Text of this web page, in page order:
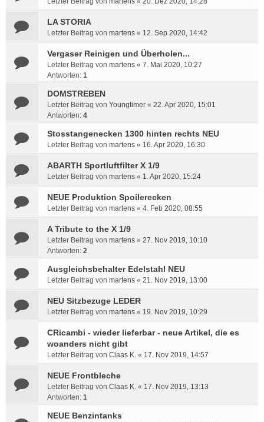
LA STORIA
Letzter Beitrag von martens « 12. Sep 2020, 14:42
Vergaser Reinigen und Überholen...
Letzter Beitrag von martens « 7. Mai 2020, 10:27
Antworten: 1
DOMSTREBEN
Letzter Beitrag von Youngtimer « 22. Apr 2020, 15:01
Antworten: 4
Stosstangenecken 1300 hinten rechts NEU
Letzter Beitrag von martens « 16. Apr 2020, 16:30
ABARTH Sportluftfilter X 1/9
Letzter Beitrag von martens « 1. Apr 2020, 15:24
NEUE Produktion Spoilerecken
Letzter Beitrag von martens « 4. Feb 2020, 08:55
A Tribute to the X 1/9
Letzter Beitrag von martens « 27. Nov 2019, 10:10
Antworten: 2
Ausgleichsbehalter Edelstahl NEU
Letzter Beitrag von martens « 21. Nov 2019, 13:00
NEU Sitzbezuge LEDER
Letzter Beitrag von martens « 19. Nov 2019, 10:29
CRicambi - wieder lieferbar - neue Artikel, die es
woanders nicht gibt
Letzter Beitrag von Claas K. « 17. Nov 2019, 14:57
NEUE Frontbleche
Letzter Beitrag von Claas K. « 17. Nov 2019, 13:13
Antworten: 1
NEUE Benzintanks